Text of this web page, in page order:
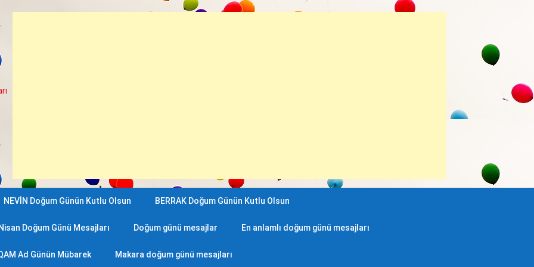
NEVİN Doğum Günün Kutlu Olsun BERRAK Doğum Günün Kutlu Olsun
Doğum Günü Mesajları Doğum günü mesajlar En anlamlı doğum günü mesajları
Ad Günün Mübarek Makara doğum günü mesajları